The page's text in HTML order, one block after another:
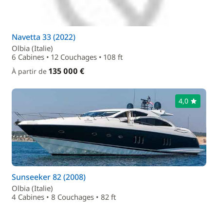
Navetta 33 (2022)
Olbia (Italie)
6 Cabines • 12 Couchages • 108 ft
À partir de 135 000 €
4,0
Sunseeker 82 (2008)
Olbia (Italie)
4 Cabines • 8 Couchages • 82 ft